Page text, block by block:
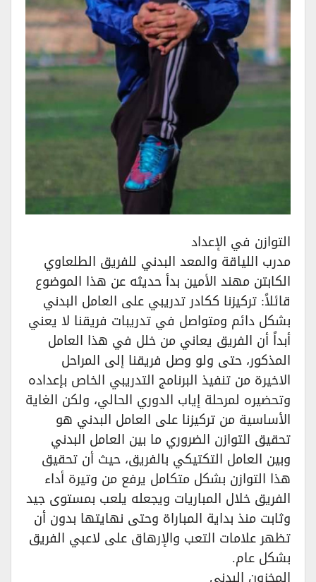
التوازن في الإعداد
مدرب اللياقة والمعد البدني للفريق الطلعاوي
الكابتن مهند الأمين بدأ حديثه عن هذا الموضوع
قائلاً: تركيزنا ككادر تدريبي على العامل البدني
بشكل دائم ومتواصل في تدريبات فريقنا لا يعني
أبداً أن الفريق يعاني من خلل في هذا العامل
المذكور، حتى ولو وصل فريقنا إلى المراحل
الاخيرة من تنفيذ البرنامج التدريبي الخاص بإعداده
وتحضيره لمرحلة إياب الدوري الحالي، ولكن الغاية
الأساسية من تركيزنا على العامل البدني هو
تحقيق التوازن الضروري ما بين العامل البدني
وبين العامل التكتيكي بالفريق، حيث أن تحقيق
هذا التوازن بشكل متكامل يرفع من وتيرة أداء
الفريق خلال المباريات ويجعله يلعب بمستوى جيد
وثابت منذ بداية المباراة وحتى نهايتها بدون أن
تظهر علامات التعب والإرهاق على لاعبي الفريق
بشكل عام.